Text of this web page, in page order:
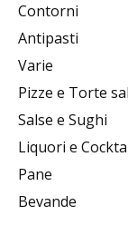
Contorni
Antipasti
Varie
Pizze e Torte
Salse e Sughi
Liquori e
Pane
Bevande